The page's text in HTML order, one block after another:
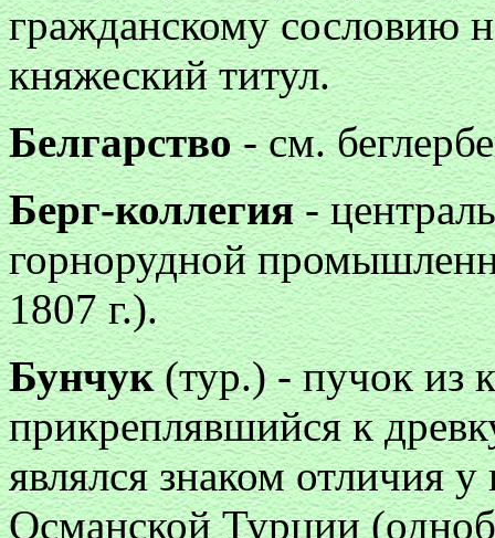
гражданскому сословию
княжеский титул.
Белгарство- см.
Берг-коллегия-
горнорудной
1807 г.).
Бунчук(тур.) - пучок из
прикреплявшийся к
являлся знаком отличия
Османской Турции